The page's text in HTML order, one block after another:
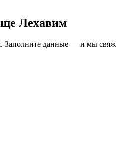
Лехавим
данные — и мы